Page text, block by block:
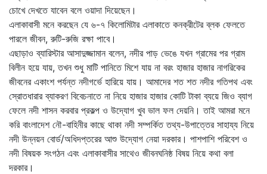
চোখে দেখতে যাবেন বলে ওয়াদা দিয়েছেন।
এলাকাবাসী মনে করছেন যে ৬-৭ কিলোমিটার এলাকাতে কনক্রীটের ব্লক ফেলতে
পারলে জীবন, রুটি-রুজি রক্ষা পাবে।
এছাড়াও ব্যারিস্টার আসাদুজ্জামান বলেন, নদীর পাড় ভেঙে যখন গ্রামের পর গ্রাম
বিলীন হয়ে যায়, তখন শুধু মাটি পানিতে মিশে যায় না বরং হাজার হাজার নাগরিকের
জীবনের একাংশ পর্যন্ত নদীগর্ভে হারিয়ে যায়। আমাদের শত শত নদীর গতিপথ এবং
স্রোতধারার ব্যাকরণ বিবেচনাতে না নিয়ে হাজার হাজার কোটি টাকা ব্যয়ে জিও ব্যাগ
ফেলে নদী শাসন করবার প্রকল্প ও উদ্যোগ খুব ভাল ফল দেয়নি। তাই আমরা মনে
করি বাংলাদেশ নৌ-বাহিনীর কাছে থাকা নদী সম্পর্কিত তথ্য-উপাত্তের সাহায্য নিয়ে
নদী উন্নয়ন বোর্ড/অধিদপ্তরের আশু উদ্যোগ নেয়া দরকার। পাশপাশি পরিবেশ ও
নদী বিষয়ক সংগঠন এবং এলাকাবাসীর সাথেও জীবনঘনিষ্ঠ বিষয় নিয়ে কথা বলা
দরকার।